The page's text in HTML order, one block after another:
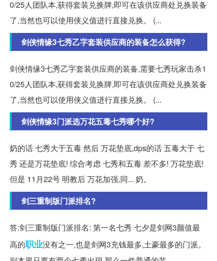
0/25人团队本,获得套装兑换牌,即可在该供应商处兑换装备
了,当然也可以使用侠义值进行直接兑换。 (...
剑侠情缘3七秀乙字套装供应商的装备怎么获得?
剑侠情缘3七秀乙字套装供应商的装备,需要七秀玩家击杀1
0/25人团队本,获得套装兑换牌,即可在该供应商处兑换装备
了,当然也可以使用侠义值进行直接兑换。 (...
剑侠情缘3门派选万花五毒七秀哪个好?
奶的话 七秀大于五毒 然后 万花垫底,dps的话 五毒大于 七
秀 还是万花垫底! 综合考虑 七秀和五毒 差不多! 万花垫底!
但是 11月22号 明教后 万花加强,同... 奶。
剑三重制版门派排名?
答:剑三重制版门派排名: 第一名七秀 七夕是剑网3颜值最
高的职业没有之一,也是剑网3充钱最多,土豪最多的门派。